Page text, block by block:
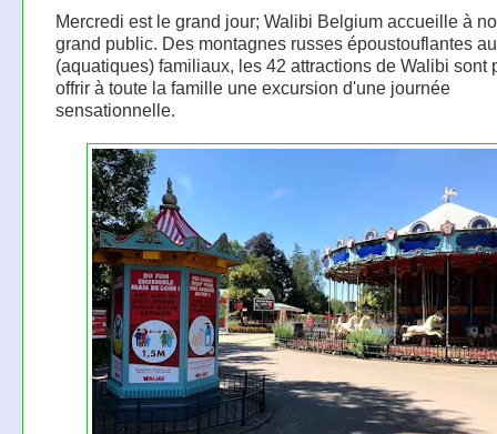
Mercredi est le grand jour; Walibi Belgium accueille à
grand public. Des montagnes russes époustouflantes
(aquatiques) familiaux, les 42 attractions de Walibi sont
offrir à toute la famille une excursion d'une journée
sensationnelle.